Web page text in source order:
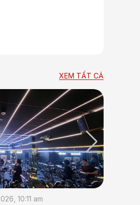
XEM TẤT CẢ